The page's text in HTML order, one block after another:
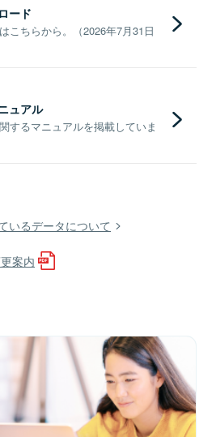
ード
こちらから。（2026年7月31日
ュアル
するマニュアルを掲載していま
いるデータについて
案内